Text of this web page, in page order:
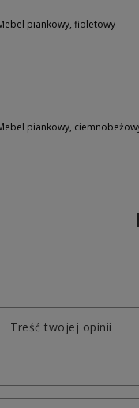
piankowy, fioletowy
piankowy,
Treść twojej opinii